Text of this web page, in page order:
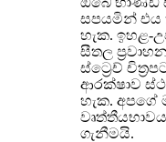
සපයමින් එය
හැක. ඉහළ-
සීතල
ස්ට්‍රෙච්
ආරක්ෂාව
හැක. අපගේ
ගැනීමයි.